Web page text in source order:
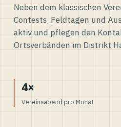
Neben dem klassischen
Contests, Feldtagen und
aktiv und pflegen den
Ortsverbänden im Distrikt
4×
Vereinsabend pro Monat